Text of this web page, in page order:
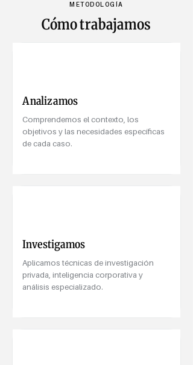
METODOLOGÍA
Cómo trabajamos
Analizamos
Comprendemos el contexto, los
objetivos y las necesidades específicas
de cada caso.
Investigamos
Aplicamos técnicas de investigación
privada, inteligencia corporativa y
análisis especializado.